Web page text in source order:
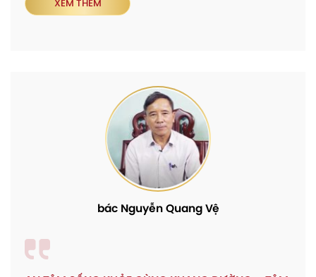
XEM THÊM
bác Nguyễn Quang Vệ